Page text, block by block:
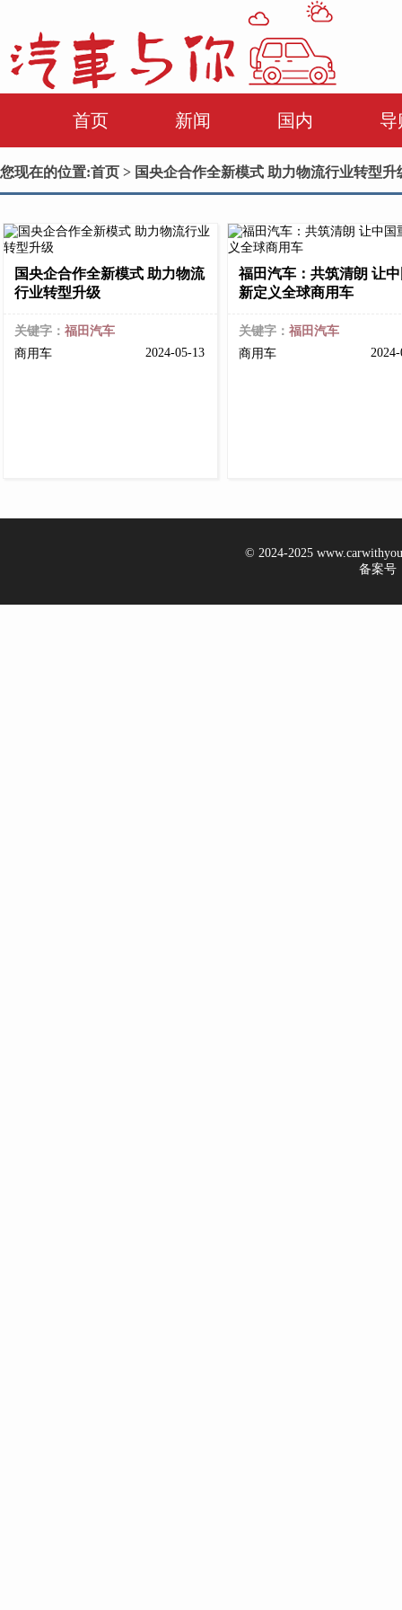
首页 新闻 国内 导
您现在的位置:首页 > 国央企合作全新模式 助力物流行业转型升
国央企合作全新模式 助力物流
行业转型升级
关键字： 福田汽车
商用车
2024-05-13
福田汽车：共筑清朗 让
新定义全球商用车
关键字： 福田汽车
商用车
© 2024-2025
备案号